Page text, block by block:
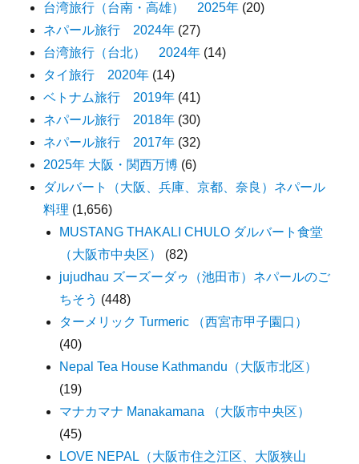
台湾旅行（台南・高雄） 2025年 (20)
ネパール旅行 2024年 (27)
台湾旅行（台北） 2024年 (14)
タイ旅行 2020年 (14)
ベトナム旅行 2019年 (41)
ネパール旅行 2018年 (30)
ネパール旅行 2017年 (32)
2025年 大阪・関西万博 (6)
ダルバート（大阪、兵庫、京都、奈良）ネパール
料理 (1,656)
MUSTANG THAKALI CHULO ダルバート食堂
（大阪市中央区）
(82)
jujudhau ズーズーダゥ（池田市）ネパールのご
ちそう (448)
ターメリック Turmeric （西宮市甲子園口）
(40)
Nepal Tea House Kathmandu（大阪市北区）
(19)
マナカマナ Manakamana （大阪市中央区）
(45)
LOVE NEPAL（大阪市住之江区、大阪狭山